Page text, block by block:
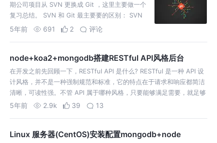
期公司项目从 SVN 更换成 Git ，这里主要做一个
复习总结。 SVN 和 Git 最主要要的区别： SVN
是集中式的， Git 是分布式的。 Git
5年前 691 2 评论
node+koa2+mongodb搭建RESTful API风格后台
在开发之前先回顾一下，RESTful API 是什么? RESTful 是一种 API 设
计风格，并不是一种强制规范和标准，它的特点在于请求和响应都简洁
清晰，可读性强。不管 API 属于哪种风格，只要能够满足需要，就足够
了。API 格式并不存在绝对的标准，只存在不同的设计风格。…
5年前 2.9k 39 13
Linux 服务器(CentOS)安装配置mongodb+node